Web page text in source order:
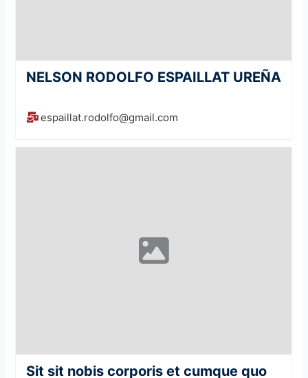
NELSON RODOLFO ESPAILLAT UREÑA
espaillat.rodolfo@gmail.com
Sit sit nobis corporis et cumque quo